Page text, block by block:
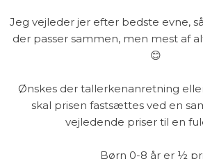
Jeg vejleder jer efter bedste evne,
der passer sammen, men mest af
😊
Ønskes der tallerkenanretning
skal prisen fastsættes ved en
vejledende priser til en
Børn 0-8 år er ½